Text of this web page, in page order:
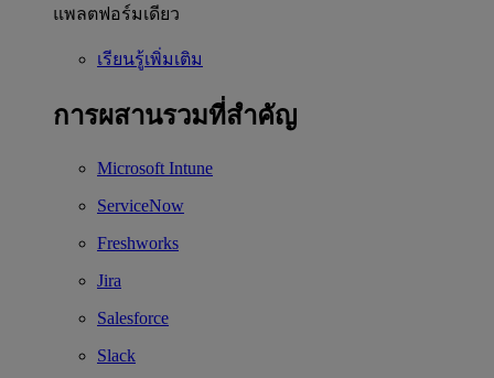
แพลตฟอร์มเดียว
เรียนรู้เพิ่มเติม
การผสานรวมที่สำคัญ
Microsoft Intune
ServiceNow
Freshworks
Jira
Salesforce
Slack